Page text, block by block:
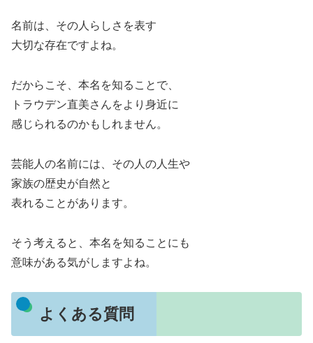
名前は、その人らしさを表す
大切な存在ですよね。
だからこそ、本名を知ることで、
トラウデン直美さんをより身近に
感じられるのかもしれません。
芸能人の名前には、その人の人生や
家族の歴史が自然と
表れることがあります。
そう考えると、本名を知ることにも
意味がある気がしますよね。
よくある質問